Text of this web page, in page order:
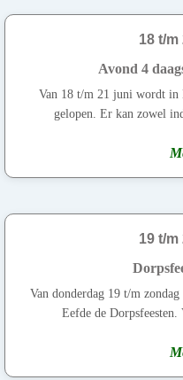
18 t/m
Avond 4
Van 18 t/m 21 juni wordt in
gelopen. Er kan zowel
19 t/m
Van donderdag 19 t/m
Eefde de Dorpsfeesten.